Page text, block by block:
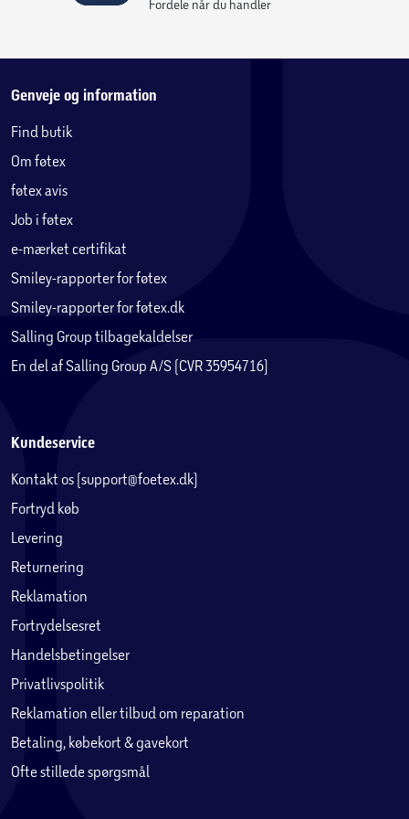
Fordele når du handler
Genveje og information
Find butik
Om føtex
føtex avis
Job i føtex
e-mærket certifikat
Smiley-rapporter for føtex
Smiley-rapporter for føtex.dk
Salling Group tilbagekaldelser
En del af Salling Group A/S (CVR 35954716)
Kundeservice
Kontakt os (support@foetex.dk)
Fortryd køb
Levering
Returnering
Reklamation
Fortrydelsesret
Handelsbetingelser
Privatlivspolitik
Reklamation eller tilbud om reparation
Betaling, købekort & gavekort
Ofte stillede spørgsmål